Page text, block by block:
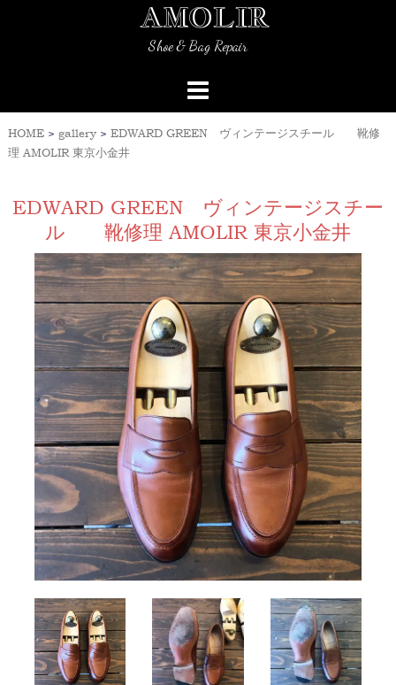
AMOLIR
Shoe & Bag Repair
HOME> gallery> EDWARD GREEN ヴィンテージスチール 靴修
理 AMOLIR 東京小金井
EDWARD GREEN ヴィンテージスチー
ル 靴修理 AMOLIR 東京小金井